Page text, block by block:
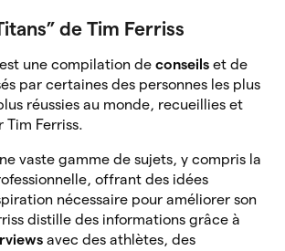
de Tim Ferriss
est une compilation de conseils et de
par certaines des personnes les plus
réussies au monde, recueillies et
Tim Ferriss.
vaste gamme de sujets, y compris la
offrant des idées
nécessaire pour améliorer son
distille des informations grâce à
avec des athlètes, des